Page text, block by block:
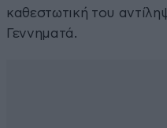
καθεστωτική του
Γεννηματά.